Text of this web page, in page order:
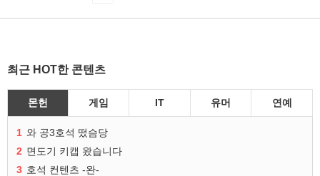
최근 HOT한 콘텐츠
몬헌 게임 IT 유머 연예
1 와 공3호석 떴슴당
2 면도기 키캡 왔습니다
3 호석 컨텐츠 -완-